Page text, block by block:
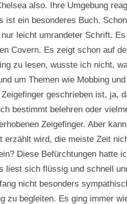
also. Ihre Umgebung
ist ein besonderes Buch.
leicht umrandeter Schrift.
Covern. Es zeigt schon auf
zu lesen, wusste ich nicht,
um Themen wie Mobbing
Zeigefinger geschrieben ist, ja,
bestimmt belehren oder
Zeigefinger. Aber
erzählt wird, die meiste Zeit
Diese Befürchtungen hatte
liest sich flüssig und schnell
nicht besonders
zu begleiten. Es ging immer